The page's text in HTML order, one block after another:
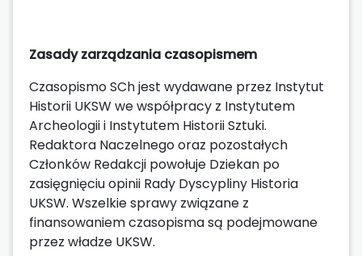
Zasady zarządzania czasopismem
Czasopismo SCh jest wydawane przez Instytut
Historii UKSW we współpracy z Instytutem
Archeologii i Instytutem Historii Sztuki.
Redaktora Naczelnego oraz pozostałych
Członków Redakcji powołuje Dziekan po
zasięgnięciu opinii Rady Dyscypliny Historia
UKSW. Wszelkie sprawy związane z
finansowaniem czasopisma są podejmowane
przez władze UKSW.